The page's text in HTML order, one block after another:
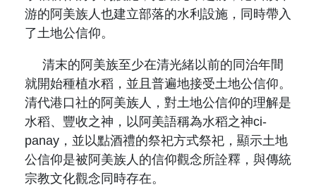
游的阿美族人也建立部落的水利設施，同時帶入
了土地公信仰。
清末的阿美族至少在清光緒以前的同治年間
就開始種植水稻，並且普遍地接受土地公信仰。
清代港口社的阿美族人，對土地公信仰的理解是
水稻、豐收之神，以阿美語稱為水稻之神ci-
panay ，並以點酒禮的祭祀方式祭祀，顯示土地
公信仰是被阿美族人的信仰觀念所詮釋，與傳統
宗教文化觀念同時存在。